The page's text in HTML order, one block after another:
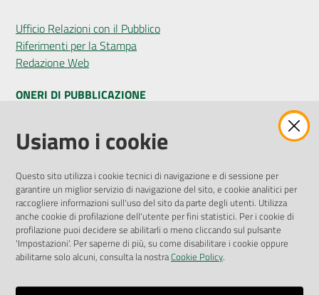
Ufficio Relazioni con il Pubblico
Riferimenti per la Stampa
Redazione Web
ONERI DI PUBBLICAZIONE
Amministrazione Trasparente
Pubblicità legale
Privacy Policy
Attuazione Misure PNRR
Liste di Attesa
ENTI, IMPRESE E PARTNER
Fatturazione Elettronica
Usiamo i cookie
Questo sito utilizza i cookie tecnici di navigazione e di sessione per
garantire un miglior servizio di navigazione del sito, e cookie analitici per
raccogliere informazioni sull'uso del sito da parte degli utenti. Utilizza
anche cookie di profilazione dell'utente per fini statistici. Per i cookie di
profilazione puoi decidere se abilitarli o meno cliccando sul pulsante
'Impostazioni'. Per saperne di più, su come disabilitare i cookie oppure
abilitarne solo alcuni, consulta la nostraCookie Policy.